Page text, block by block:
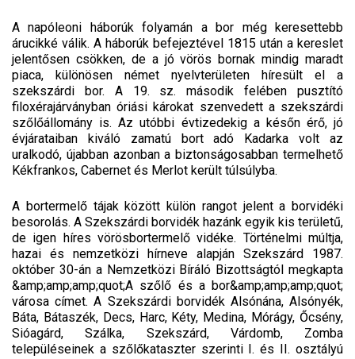
A napóleoni háborúk folyamán a bor még keresettebb
árucikké válik. A háborúk befejeztével 1815 után a kereslet
jelentősen csökken, de a jó vörös bornak mindig maradt
piaca, különösen német nyelvterületen híresült el a
szekszárdi bor. A 19. sz. második felében pusztító
filoxérajárványban óriási károkat szenvedett a szekszárdi
szőlőállomány is. Az utóbbi évtizedekig a későn érő, jó
évjárataiban kiváló zamatú bort adó Kadarka volt az
uralkodó, újabban azonban a biztonságosabban termelhető
Kékfrankos, Cabernet és Merlot került túlsúlyba.
A bortermelő tájak között külön rangot jelent a borvidéki
besorolás. A Szekszárdi borvidék hazánk egyik kis területű,
de igen híres vörösbortermelő vidéke. Történelmi múltja,
hazai és nemzetközi hírneve alapján Szekszárd 1987.
október 30-án a Nemzetközi Bíráló Bizottságtól megkapta
&amp;amp;amp;quot;A szőlő és a bor&amp;amp;amp;quot;
városa címet. A Szekszárdi borvidék Alsónána, Alsónyék,
Báta, Bátaszék, Decs, Harc, Kéty, Medina, Mórágy, Őcsény,
Sióagárd, Szálka, Szekszárd, Várdomb, Zomba
településeinek a szőlőkataszter szerinti I. és II. osztályú